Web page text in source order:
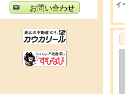
お問い合わせ
イ